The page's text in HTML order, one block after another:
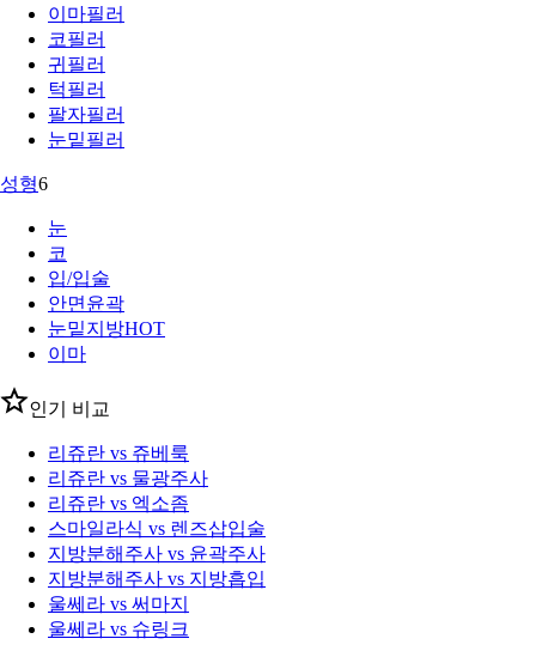
이마필러
코필러
귀필러
턱필러
팔자필러
눈밑필러
성형6
눈
코
입/입술
안면윤곽
눈밑지방HOT
이마
인기 비교
리쥬란 vs 쥬베룩
리쥬란 vs 물광주사
리쥬란 vs 엑소좀
스마일라식 vs 렌즈삽입술
지방분해주사 vs 윤곽주사
지방분해주사 vs 지방흡입
울쎄라 vs 써마지
울쎄라 vs 슈링크